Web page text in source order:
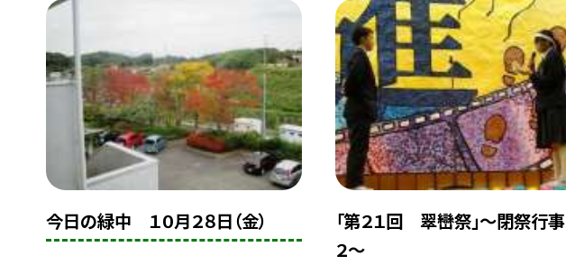
今日の緑中 １０月２８日（金）
「第２１回 翠巒祭」〜閉祭行事
２〜